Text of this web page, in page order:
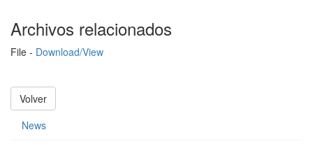
Archivos relacionados
File - Download/View
Volver
News